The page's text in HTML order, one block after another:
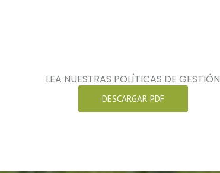
LEA NUESTRAS POLÍTICAS DE GESTIÓN
DESCARGAR PDF